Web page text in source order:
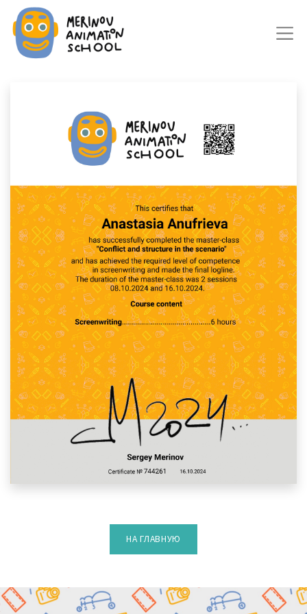
НА ГЛАВНУЮ